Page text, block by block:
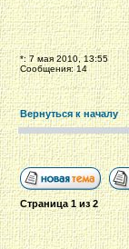
*: 7 мая 2010, 13:55
Сообщения: 14
Вернуться к началу
Страница1из2